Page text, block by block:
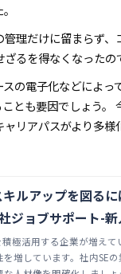
理だけに留まらず
るを得なくなったの
の電子化などによ
とも要因でしょう
リアパスがより多様
ルアップを図る
ジョブサポート-
のジョ
極活用する企業が増え
を増しています。社内SE